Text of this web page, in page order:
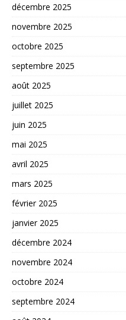
décembre 2025
novembre 2025
octobre 2025
septembre 2025
août 2025
juillet 2025
juin 2025
mai 2025
avril 2025
mars 2025
février 2025
janvier 2025
décembre 2024
novembre 2024
octobre 2024
septembre 2024